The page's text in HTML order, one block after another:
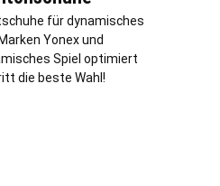
für dynamisches
Yonex und
Spiel optimiert
die beste Wahl!